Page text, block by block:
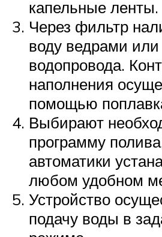
капельные ленты.
Через фильтр
воду ведрами или
водопровода.
наполнения
помощью
Выбирают
программу
автоматики
любом удобном
Устройство
подачу воды в